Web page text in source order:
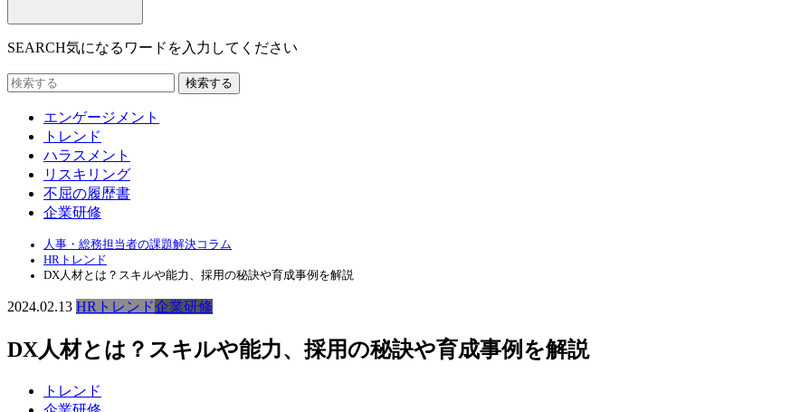
SEARCH気になるワードを入力してください
エンゲージメント
トレンド
ハラスメント
リスキリング
不屈の履歴書
企業研修
人事・総務担当者の課題解決コラム
HRトレンド
DX人材とは？スキルや能力、採用の秘訣や育成事例を解説
2024.02.13 HRトレンド企業研修
DX人材とは？スキルや能力、採用の秘訣や育成事例を解説
トレンド